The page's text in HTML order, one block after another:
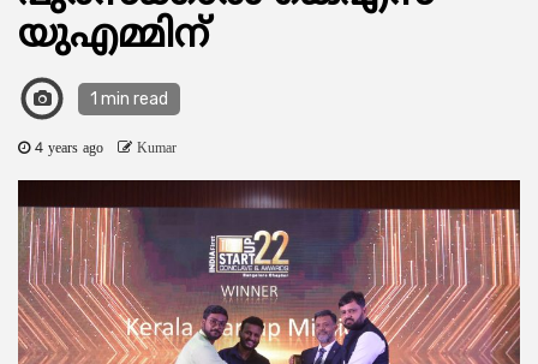
യുഎമ്മിന്
1 min read
4 years ago Kumar